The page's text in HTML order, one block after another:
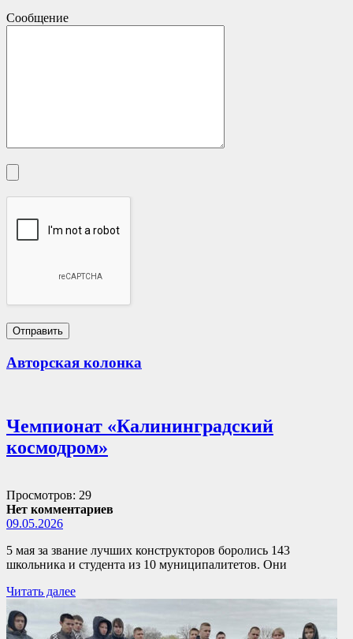
Сообщение
Авторская колонка
Чемпионат «Калининградский
космодром»
Просмотров: 29
Нет комментариев
09.05.2026
5 мая за звание лучших конструкторов боролись 143
школьника и студента из 10 муниципалитетов. Они
Читать далее